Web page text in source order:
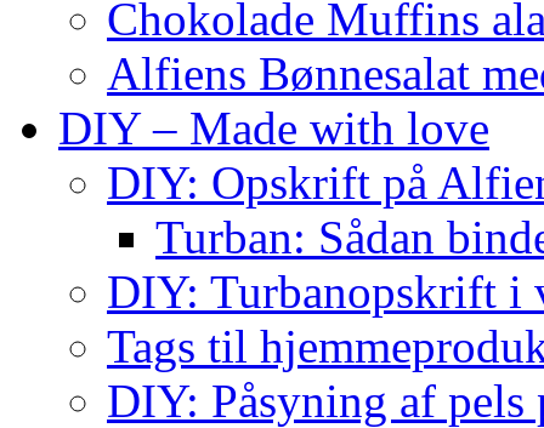
Chokolade Muffins
Alfiens Bønnesalat
DIY – Made with love
DIY: Opskrift på
Turban: Sådan
DIY: Turbanopskrift i
Tags til
DIY: Påsyning af